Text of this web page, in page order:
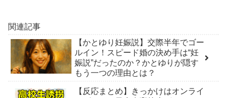
関連記事
【かとゆり妊娠説】交際半年でゴー
ルイン！スピード婚の決め手は“妊
娠説”だったのか？かとゆりが隠す
もう一つの理由とは？
【反応まとめ】きっかけはオンライ